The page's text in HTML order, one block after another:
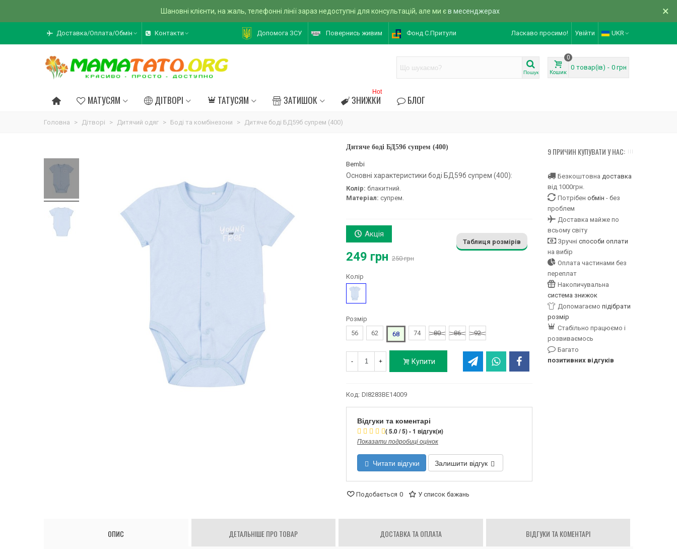
Шановні клієнти, на жаль, телефонні лінії зараз недоступні для консультацій, але ми єв месенджерах ×
Доставка/Оплата/Обмін Контакти Допомога ЗСУ Повернись живим Фонд С.Притули Ласкаво просимо! Увійти UKR
Пошук Кошик
0
0 товар(ів) - 0 грн
МАТУСЯМ ДІТВОРІ ТАТУСЯМ ЗАТИШОК ЗНИЖКИ
Hot
БЛОГ
Головна > Дітворі > Дитячий одяг > Боді та комбінезони > Дитяче боді БД59б супрем (400)
Дитяче боді БД59б супрем (400)
Bembi
Основні характеристики боді БД59б супрем (400):
Колір: блакитний.
Матеріал: супрем.
Акція
249 грн 250 грн
Таблиця розмірів
Колір
Блакитний
Розмір
56
62 68 74 80 86 92
- + Купити
Код: DI8283BE14009
Відгуки та коментарі
( 5.0 / 5) - 1 відгук(и)
Показати подробиці оцінок
Читати відгуки Залишити відгук
Подобається 0 У список бажань
9 ПРИЧИН КУПУВАТИ У НАС:
Безкоштовна доставка
від 1000грн.
Потрібен обмін - без
проблем
Доставка майже по
всьому світу
Зручні способи оплати
на вибір
Оплата частинами без
переплат
Накопичувальна
система знижок
Допомагаємо підібрати
розмір
Стабільно працюємо і
розвиваємось
Багато
позитивних відгуків
ОПИС ДЕТАЛЬНІШЕ ПРО ТОВАР ДОСТАВКА ТА ОПЛАТА ВІДГУКИ ТА КОМЕНТАРІ